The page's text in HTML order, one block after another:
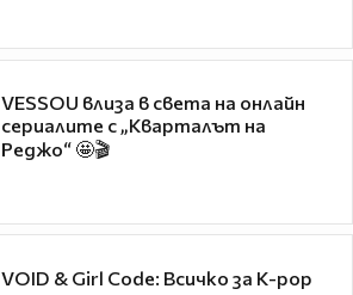
VESSOU влиза в света на онлайн
сериалите с „Кварталът на
Реджо“ 🤩🎬
VOID & Girl Code: Всичко за K-pop